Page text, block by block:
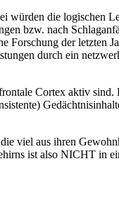
würden die logischen
bzw. nach
Forschung der letzten
durch ein
Cortex aktiv
viel aus ihren
ist also NICHT in